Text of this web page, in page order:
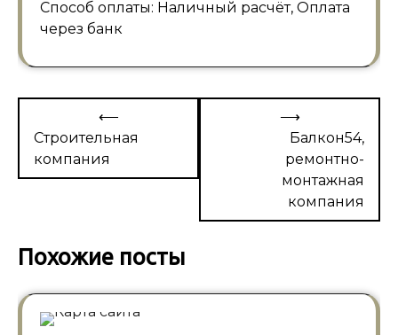
Способ оплаты: Наличный расчёт, Оплата
через банк
Навигация
по
записям
⟵
Строительная
компания
Балкон54,
ремонтно-
монтажная
компания
⟶
Похожие посты